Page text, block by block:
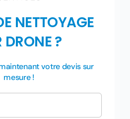
NETTOYAGE
DRONE ?
votre devis sur
mesure !